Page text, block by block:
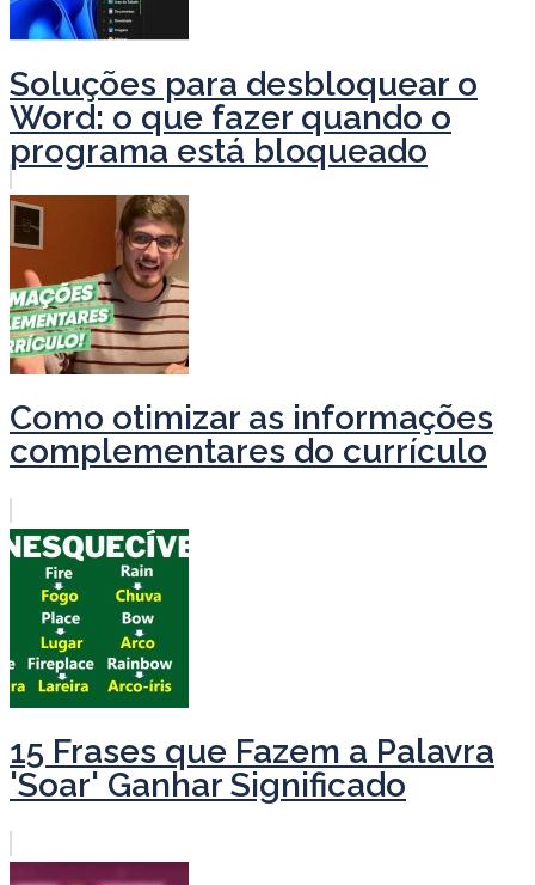
Soluções para desbloquear o
Word: o que fazer quando o
programa está bloqueado
Como otimizar as informações
complementares do currículo
15 Frases que Fazem a Palavra
'Soar' Ganhar Significado